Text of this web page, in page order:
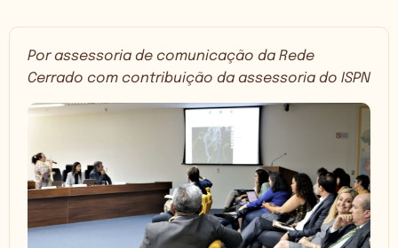
Por assessoria de comunicação da Rede
Cerrado com contribuição da assessoria do ISPN